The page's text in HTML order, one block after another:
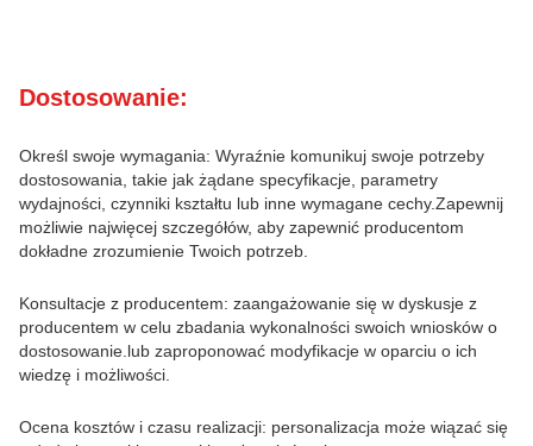
Dostosowanie:
Określ swoje wymagania: Wyraźnie komunikuj swoje potrzeby
dostosowania, takie jak żądane specyfikacje, parametry
wydajności, czynniki kształtu lub inne wymagane cechy.Zapewnij
możliwie najwięcej szczegółów, aby zapewnić producentom
dokładne zrozumienie Twoich potrzeb.
Konsultacje z producentem: zaangażowanie się w dyskusje z
producentem w celu zbadania wykonalności swoich wniosków o
dostosowanie.lub zaproponować modyfikacje w oparciu o ich
wiedzę i możliwości.
Ocena kosztów i czasu realizacji: personalizacja może wiązać się